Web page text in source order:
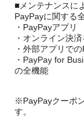
■メンテナンスに
PayPayに関する
・PayPayアプリ
・オンライン決
・外部アプリで
・PayPay for
の全機能
※PayPayクーポ
す。